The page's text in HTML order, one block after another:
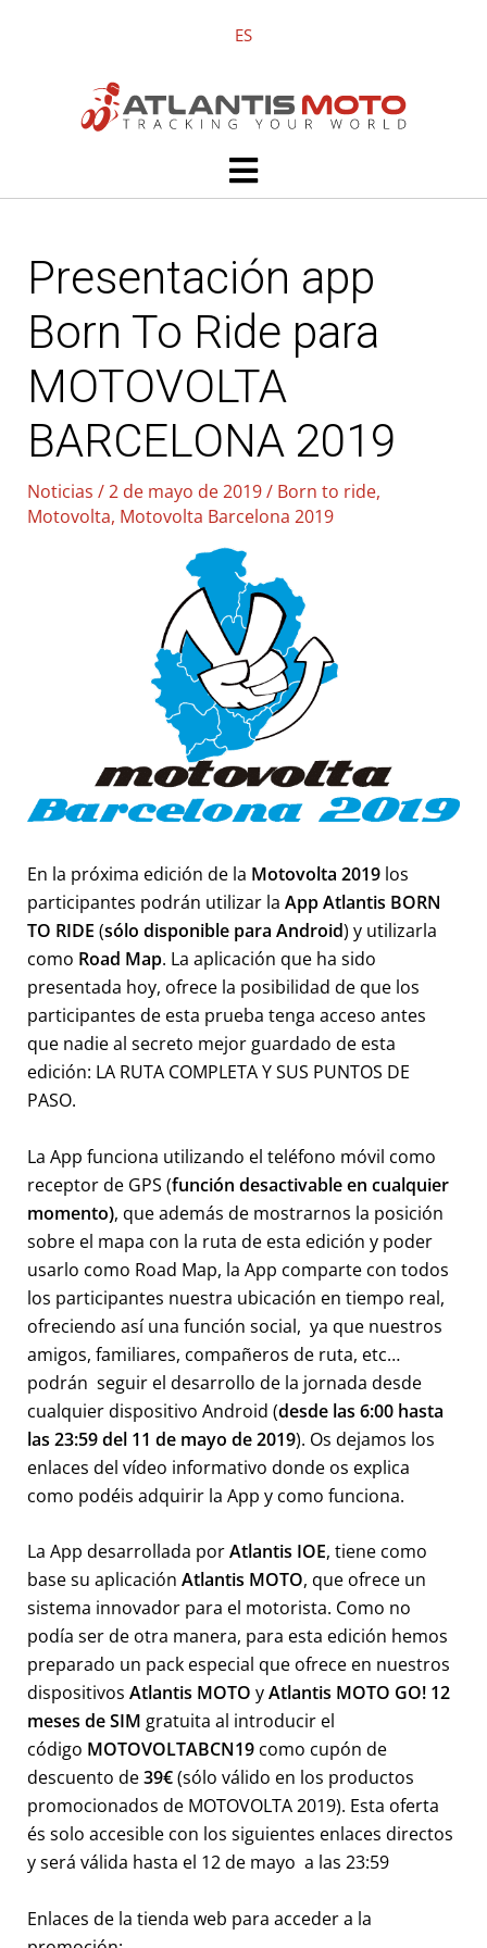
ES
Main
Menu
Presentación app
Born To Ride para
MOTOVOLTA
BARCELONA 2019
Noticias /2 de mayo de 2019/ Born to ride,
Motovolta, Motovolta Barcelona 2019
En la próxima edición de la Motovolta 2019los
participantes podrán utilizar la App Atlantis BORN
TO RIDE (sólo disponible para Android) y utilizarla
como Road Map. La aplicación que ha sido
presentada hoy, ofrece la posibilidad de que los
participantes de esta prueba tenga acceso antes
que nadie al secreto mejor guardado de esta
edición: LA RUTA COMPLETA Y SUS PUNTOS DE
PASO.
La App funciona utilizando el teléfono móvil como
receptor de GPS (función desactivable en cualquier
momento), que además de mostrarnos la posición
sobre el mapa con la ruta de esta edición y poder
usarlo como Road Map, la App comparte con todos
los participantes nuestra ubicación en tiempo real,
ofreciendo así una función social, ya que nuestros
amigos, familiares, compañeros de ruta, etc…
podrán seguir el desarrollo de la jornada desde
cualquier dispositivo Android (desde las 6:00 hasta
las 23:59 del 11 de mayo de 2019). Os dejamos los
enlaces del vídeo informativo donde os explica
como podéis adquirir la App y como funciona.
La App desarrollada porAtlantis IOE, tiene como
base su aplicación Atlantis MOTO, que ofrece un
sistema innovador para el motorista. Como no
podía ser de otra manera, para esta edición hemos
preparado un pack especial que ofrece en nuestros
dispositivos Atlantis MOTO yAtlantis MOTO GO! 12
meses de SIM gratuita al introducir el
código MOTOVOLTABCN19como cupón de
descuento de39€(sólo válido en los productos
promocionados de MOTOVOLTA 2019). Esta oferta
és solo accesible con los siguientes enlaces directos
y será válida hasta el 12 de mayo a las 23:59
Enlaces de la tienda web para acceder a la